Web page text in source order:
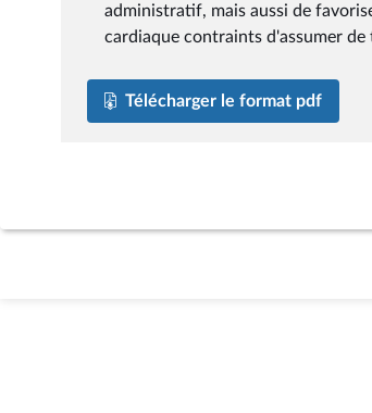
administratif, mais aussi de
cardiaque contraints d'assumer
Télécharger le format pdf